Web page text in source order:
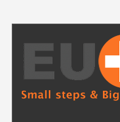
Tüm
Ürünler